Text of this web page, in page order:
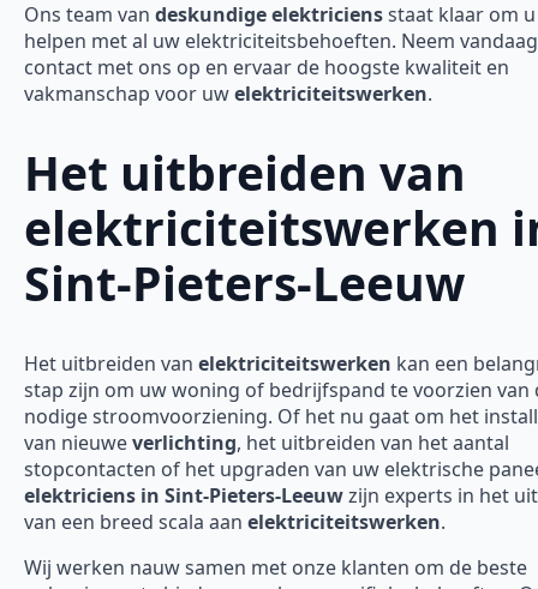
Ons team van deskundige elektriciensstaat klaar om
helpen met al uw elektriciteitsbehoeften. Neem
contact met ons op en ervaar de hoogste kwaliteit en
vakmanschap voor uwelektriciteitswerken.
Het uitbreiden van
elektriciteitswerken
Sint-Pieters-Leeuw
Het uitbreiden van elektriciteitswerken kan een
stap zijn om uw woning of bedrijfspand te voorzien van
nodige stroomvoorziening. Of het nu gaat om het
van nieuweverlichting, het uitbreiden van het aantal
stopcontacten of het upgraden van uw elektrische
elektriciens in Sint-Pieters-Leeuwzijn experts in het
van een breed scala aan elektriciteitswerken.
Wij werken nauw samen met onze klanten om de beste